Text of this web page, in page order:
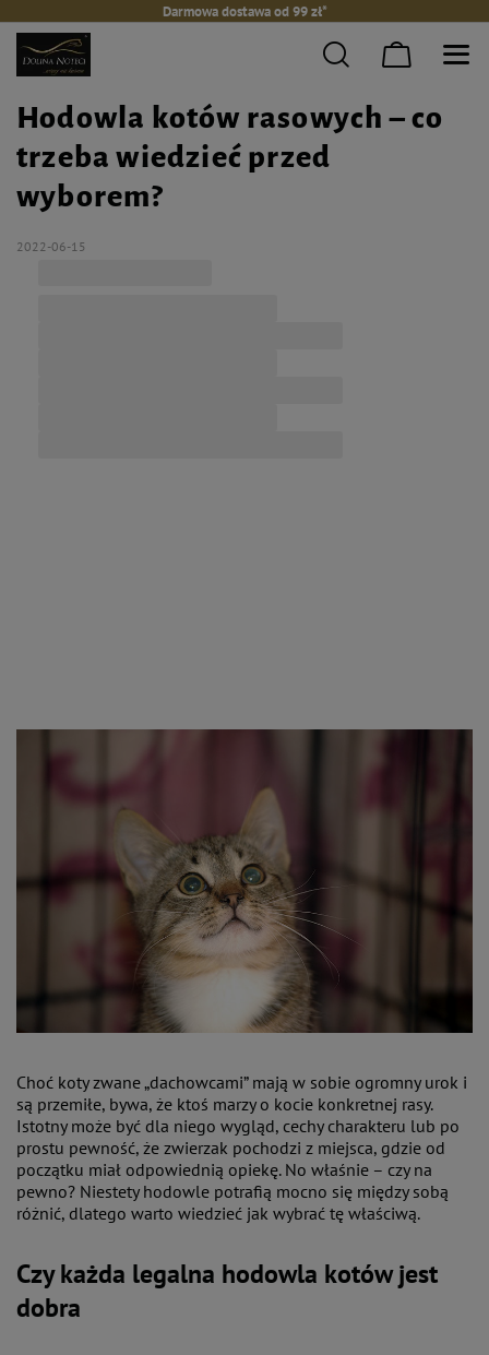
Darmowa dostawa od 99 zł*
Hodowla kotów rasowych – co
trzeba wiedzieć przed
wyborem?
2022-06-15
Choć koty zwane „dachowcami” mają w sobie ogromny urok i
są przemiłe, bywa, że ktoś marzy o kocie konkretnej rasy.
Istotny może być dla niego wygląd, cechy charakteru lub po
prostu pewność, że zwierzak pochodzi z miejsca, gdzie od
początku miał odpowiednią opiekę. No właśnie – czy na
pewno? Niestety hodowle potrafią mocno się między sobą
różnić, dlatego warto wiedzieć jak wybrać tę właściwą.
Czy każda legalna hodowla kotów jest
dobra